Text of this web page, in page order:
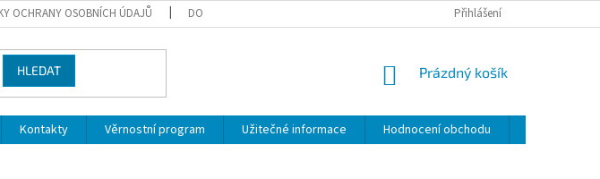
OCHRANY OSOBNÍCH ÚDAJŮ DOPRAVA A PLATBA REKLAMACE A VRÁCENÍ ZBOŽÍPřihlášení
HLEDAT
NÁKUPNÍ
Prázdný košík
Kontakty Věrnostní program Užitečné informace Hodnocení obchodu